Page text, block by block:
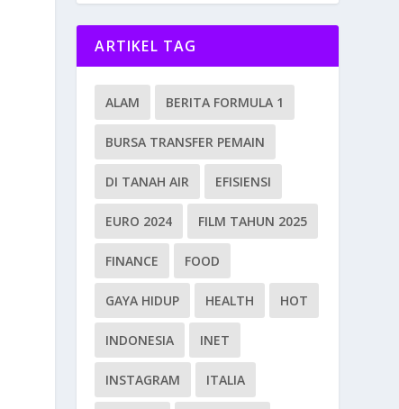
ARTIKEL TAG
ALAM BERITA FORMULA 1
BURSA TRANSFER PEMAIN
DI TANAH AIR EFISIENSI
EURO 2024 FILM TAHUN 2025
FINANCE FOOD
GAYA HIDUP HEALTH HOT
INDONESIA INET
INSTAGRAM ITALIA